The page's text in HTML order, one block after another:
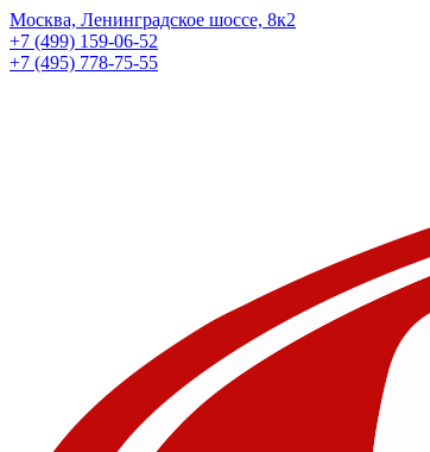
Москва, Ленинградское шоссе, 8к2
+7 (499) 159-06-52
+7 (495) 778-75-55